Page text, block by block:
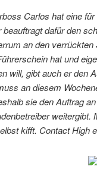
Carlos hat eine
beauftragt dafür den
an den
hat und
will, gibt auch er den
an diesem
sie den Auftrag
kifft. Contact High